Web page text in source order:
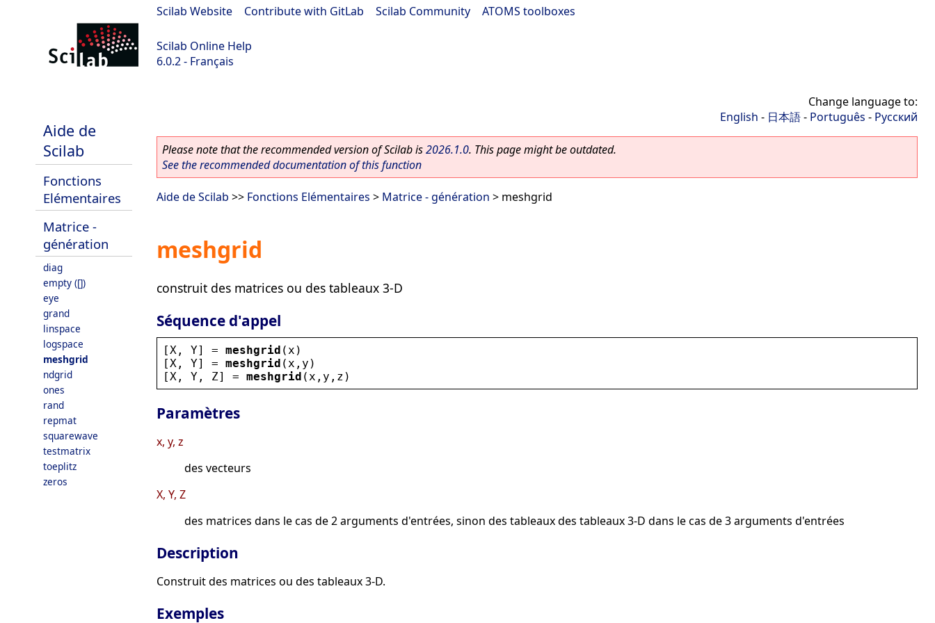
Scilab Website Contribute with GitLab Scilab Community ATOMS toolboxes
Scilab Online Help
6.0.2 - Français
Aide de
Scilab
Fonctions
Elémentaires
Matrice -
génération
diag
empty ([])
eye
grand
linspace
logspace
meshgrid
ndgrid
ones
rand
repmat
squarewave
testmatrix
toeplitz
zeros
Change language to:
English - 日本語- Português - Русский
Please note that the recommended version of Scilab is2026.1.0. This page might be outdated.
See the recommended documentation of this function
Aide de Scilab >> Fonctions Elémentaires > Matrice - génération > meshgrid
meshgrid
construit des matrices ou des tableaux 3-D
Séquence d'appel
[ X , Y] = meshgrid ( x )
[ X , Y] = meshgrid ( x , y )
[ X , Y , Z] = meshgrid ( x , y , z )
Paramètres
x, y, z
des vecteurs
X, Y, Z
des matrices dans le cas de 2 arguments d'entrées, sinon des tableaux des tableaux 3-D dans le cas de 3 arguments d'entrées
Description
Construit des matrices ou des tableaux 3-D.
Exemples